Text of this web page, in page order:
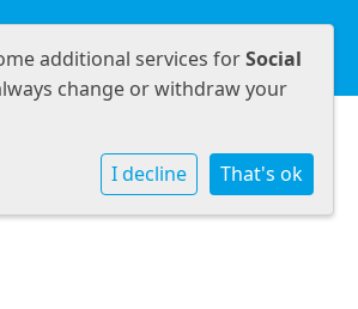
Contact
additional services forSocial
change or withdraw your
I decline That's ok